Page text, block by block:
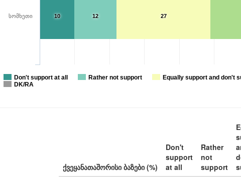
27
12
10
Don't support at all Rather not support
Equally support and don't
DK/RA
სომხეთი
ქვეყანათაშორისი ბაზები (%)
Don't
support
at all
Rather
not
support